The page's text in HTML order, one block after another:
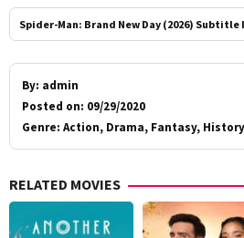
Spider-Man: Brand New Day (2026) Subtitle
By: admin
Posted on: 09/29/2020
Genre: Action, Drama, Fantasy, History
RELATED MOVIES